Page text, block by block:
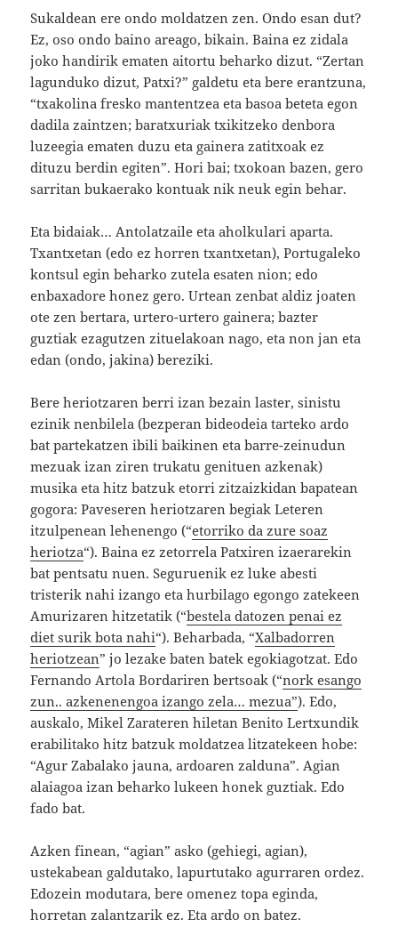
Sukaldean ere ondo moldatzen zen. Ondo esan dut?
Ez, oso ondo baino areago, bikain. Baina ez zidala
joko handirik ematen aitortu beharko dizut. “Zertan
lagunduko dizut, Patxi?” galdetu eta bere erantzuna,
“txakolina fresko mantentzea eta basoa beteta egon
dadila zaintzen; baratxuriak txikitzeko denbora
luzeegia ematen duzu eta gainera zatitxoak ez
dituzu berdin egiten”. Hori bai; txokoan bazen, gero
sarritan bukaerako kontuak nik neuk egin behar.
Eta bidaiak… Antolatzaile eta aholkulari aparta.
Txantxetan (edo ez horren txantxetan), Portugaleko
kontsul egin beharko zutela esaten nion; edo
enbaxadore honez gero. Urtean zenbat aldiz joaten
ote zen bertara, urtero-urtero gainera; bazter
guztiak ezagutzen zituelakoan nago, eta non jan eta
edan (ondo, jakina) bereziki.
Bere heriotzaren berri izan bezain laster, sinistu
ezinik nenbilela (bezperan bideodeia tarteko ardo
bat partekatzen ibili baikinen eta barre-zeinudun
mezuak izan ziren trukatu genituen azkenak)
musika eta hitz batzuk etorri zitzaizkidan bapatean
gogora: Paveseren heriotzaren begiak Leteren
itzulpenean lehenengo (“etorriko da zure soaz
heriotza“). Baina ez zetorrela Patxiren izaerarekin
bat pentsatu nuen. Seguruenik ez luke abesti
tristerik nahi izango eta hurbilago egongo zatekeen
Amurizaren hitzetatik (“bestela datozen penai ez
diet surik bota nahi“). Beharbada, “Xalbadorren
heriotzean” jo lezake baten batek egokiagotzat. Edo
Fernando Artola Bordariren bertsoak (“nork esango
zun.. azkenenengoa izango zela… mezua”). Edo,
auskalo, Mikel Zarateren hiletan Benito Lertxundik
erabilitako hitz batzuk moldatzea litzatekeen hobe:
“Agur Zabalako jauna, ardoaren zalduna”. Agian
alaiagoa izan beharko lukeen honek guztiak. Edo
fado bat.
Azken finean, “agian” asko (gehiegi, agian),
ustekabean galdutako, lapurtutako agurraren ordez.
Edozein modutara, bere omenez topa eginda,
horretan zalantzarik ez. Eta ardo on batez.